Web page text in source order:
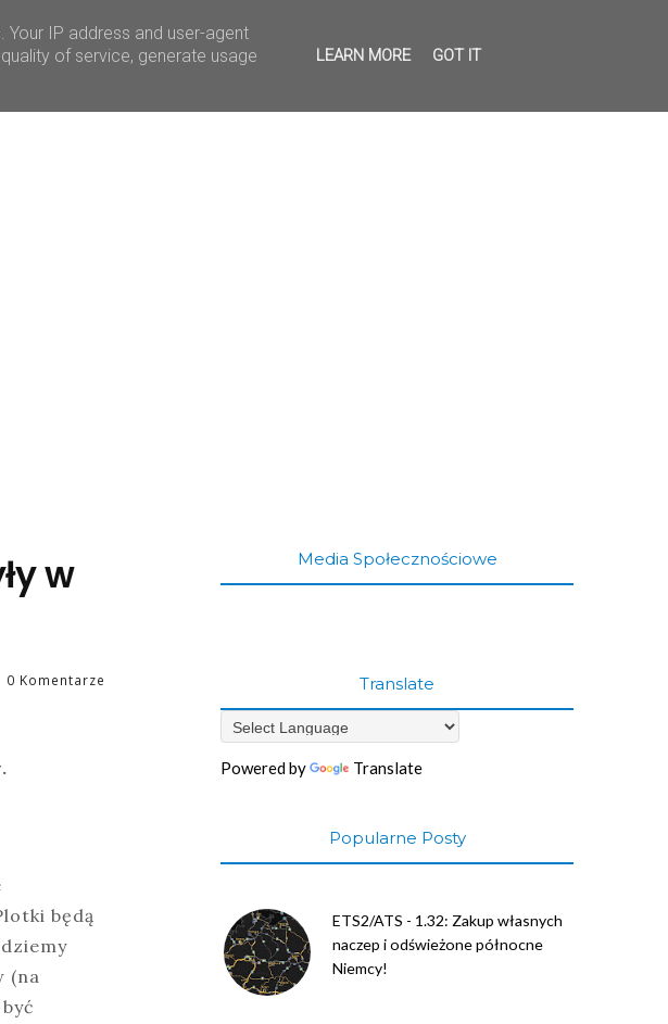
w
0 Komentarze
będą
(na
Media Społecznościowe
Translate
Powered by Translate
Popularne Posty
ETS2/ATS - 1.32: Zakup własnych
naczep i odświeżone północne
Niemcy!
IP address and user-agent
of service, generate usage
LEARN MORE GOT IT